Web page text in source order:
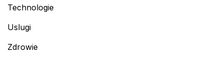
Technologie
Uslugi
Zdrowie